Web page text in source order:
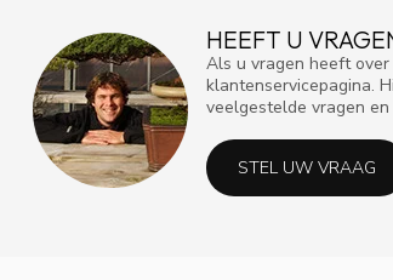
HEEFT U
Als u vragen heeft
klantenservicepagina.
veelgestelde vragen
STEL UW VRAAG